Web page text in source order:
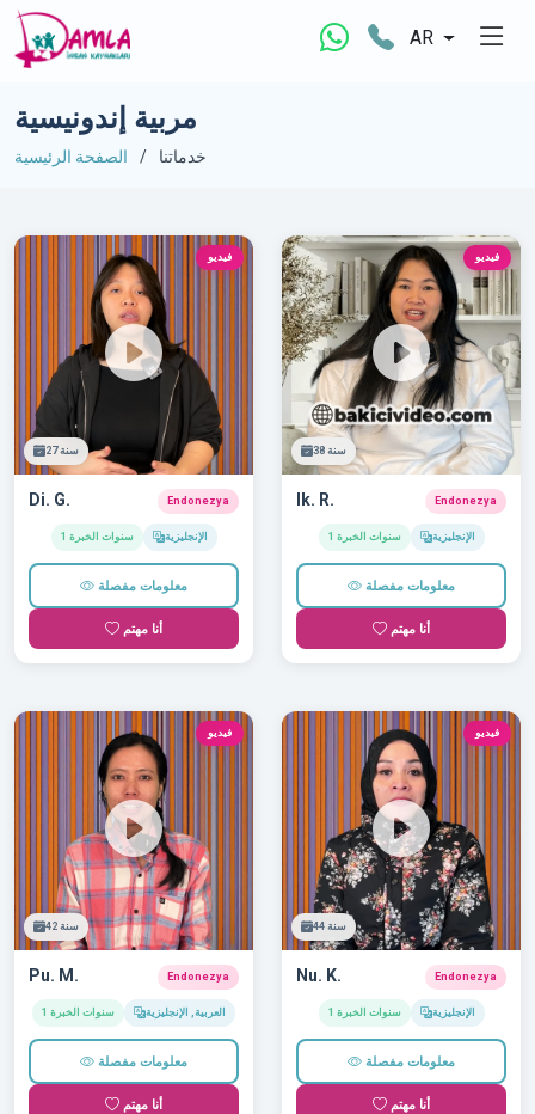
AR
مربية إندونيسية
الصفحة الرئيسية خدماتنا
فيديو
27 سنة
Di. G. Endonezya
1 سنوات الخبرة الإنجليزية
معلومات مفصلة
أنا مهتم
فيديو
38 سنة
Ik. R. Endonezya
1 سنوات الخبرة الإنجليزية
معلومات مفصلة
أنا مهتم
فيديو
42 سنة
Pu. M. Endonezya
1 سنوات الخبرة العربية, الإنجليزية
معلومات مفصلة
أنا مهتم
فيديو
44 سنة
Nu. K. Endonezya
1 سنوات الخبرة الإنجليزية
معلومات مفصلة
أنا مهتم